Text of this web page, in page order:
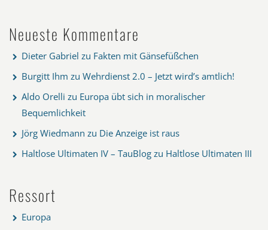
Neueste Kommentare
Dieter Gabriel zu Fakten mit Gänsefüßchen
Burgitt Ihm zu Wehrdienst 2.0 – Jetzt wird’s amtlich!
Aldo Orelli zu Europa übt sich in moralischer
Bequemlichkeit
Jörg Wiedmann zu Die Anzeige ist raus
Haltlose Ultimaten IV – TauBlog zu Haltlose Ultimaten III
Ressort
Europa